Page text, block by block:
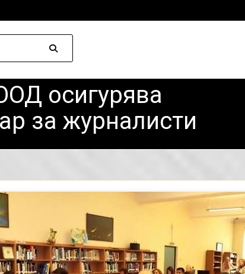
осигурява
за журналисти